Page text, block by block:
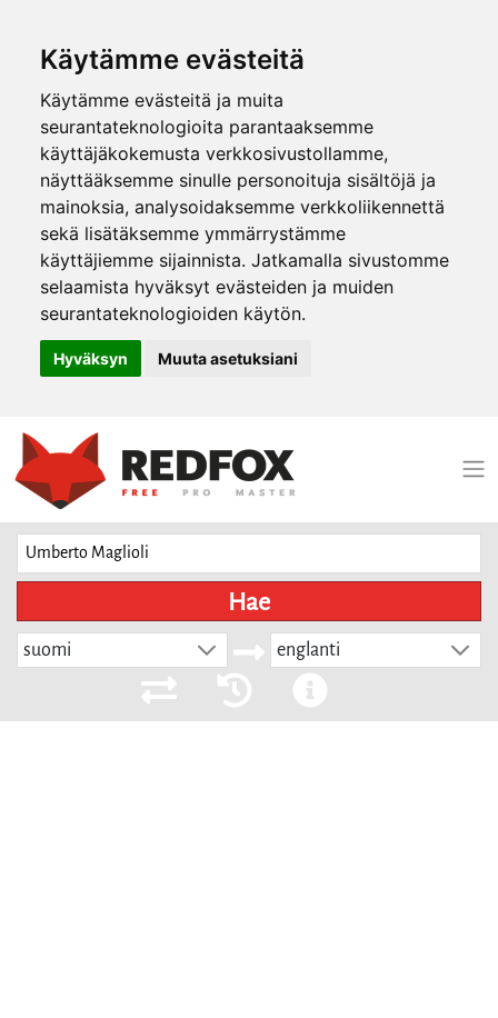
Käytämme evästeitä
Käytämme evästeitä ja muita
seurantateknologioita parantaaksemme
käyttäjäkokemusta verkkosivustollamme,
näyttääksemme sinulle personoituja sisältöjä ja
mainoksia, analysoidaksemme verkkoliikennettä
sekä lisätäksemme ymmärrystämme
käyttäjiemme sijainnista. Jatkamalla sivustomme
selaamista hyväksyt evästeiden ja muiden
seurantateknologioiden käytön.
Hyväksyn Muuta asetuksiani
Hae
suomi englanti